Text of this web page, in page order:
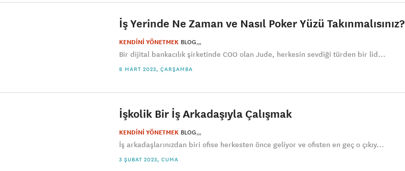
İş Yerinde Ne Zaman ve Nasıl Poker Yüzü Takınmalısınız?
KENDİNİ YÖNETMEK BLOG
Bir dijital bankacılık şirketinde COO olan Jude, herkesin sevdiği türden bir lid...
8 MART 2023, ÇARŞAMBA
İşkolik Bir İş Arkadaşıyla Çalışmak
KENDİNİ YÖNETMEK BLOG
İş arkadaşlarınızdan biri ofise herkesten önce geliyor ve ofisten en geç o çıkıy...
3 ŞUBAT 2023, CUMA